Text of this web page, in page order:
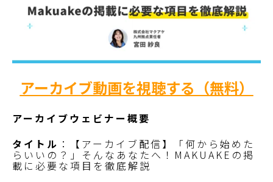
アーカイブ動画を視聴する（無料）
アーカイブウェビナー概要
タイトル ： 【アーカイ ブ配信】 「何から 始めた
らいいの？」そんなあなたへ！MAKUAKEの掲
載に必要な項目を徹底解説